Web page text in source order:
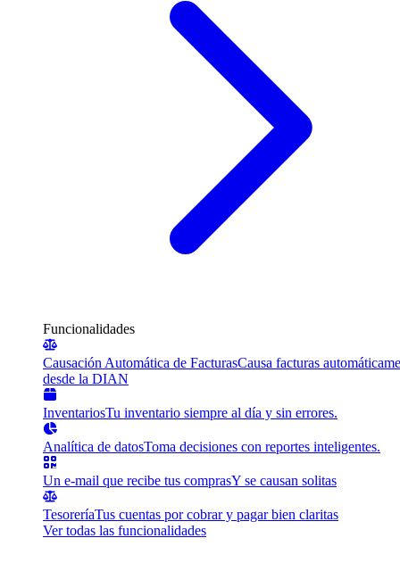
Funcionalidades
Causación Automática de FacturasCausa facturas
desde la DIAN
InventariosTu inventario siempre al día y sin errores.
Analítica de datosToma decisiones con reportes inteligentes.
Un e-mail que recibe tus comprasY se causan solitas
TesoreríaTus cuentas por cobrar y pagar bien claritas
Ver todas las funcionalidades